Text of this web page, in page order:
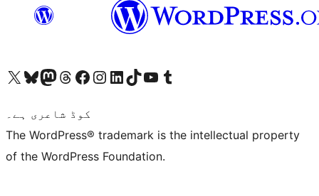
Visit our X (formerly Twitter) account
ہمارے بلیواسکائی اکاؤنٹ پر جائیں
Visit our Mastodon account
ہمارے ٹھریڈز اکاؤنٹ پر جائیں
Visit our Facebook page
Visit our Instagram account
Visit our LinkedIn account
ہمارے ٹک ٹاک اکاؤنٹ پر جائیں
Visit our YouTube channel
ہمارے ٹمبلر اکاؤنٹ پر جائیں
کوڈ شاعری ہے۔
The WordPress® trademark is the intellectual property
of the WordPress Foundation.